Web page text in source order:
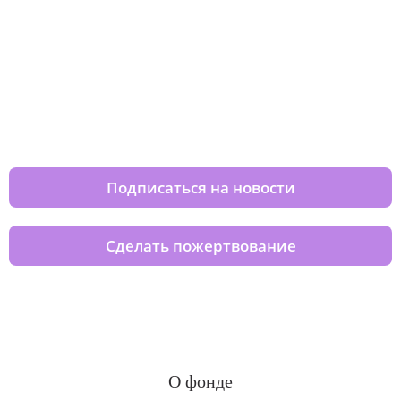
Подписаться на новости
Сделать пожертвование
О фонде